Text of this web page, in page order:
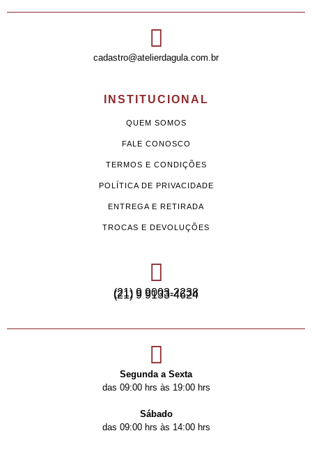
cadastro@atelierdagula.com.br
INSTITUCIONAL
QUEM SOMOS
FALE CONOSCO
TERMOS E CONDIÇÕES
POLÍTICA DE PRIVACIDADE
ENTREGA E RETIRADA
TROCAS E DEVOLUÇÕES
(21) 9 9003-2238
(21) 9 9133-4624
Segunda a Sexta
das 09:00 hrs às 19:00 hrs
Sábado
das 09:00 hrs às 14:00 hrs